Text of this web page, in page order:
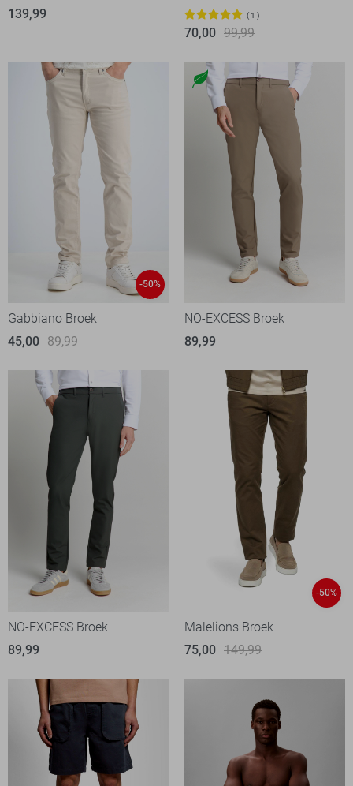
139,99
1
70,00 99,99
-50%
Gabbiano Broek
45,00 89,99
NO-EXCESS Broek
89,99
NO-EXCESS Broek
89,99
-50%
Malelions Broek
75,00 149,99